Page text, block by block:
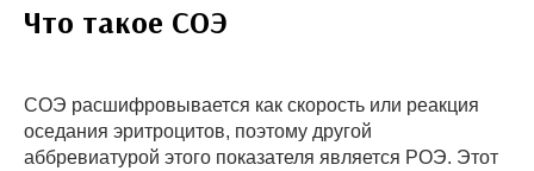
Что такое СОЭ
СОЭ расшифровывается как скорость или реакция
оседания эритроцитов, поэтому другой
аббревиатурой этого показателя является РОЭ. Этот